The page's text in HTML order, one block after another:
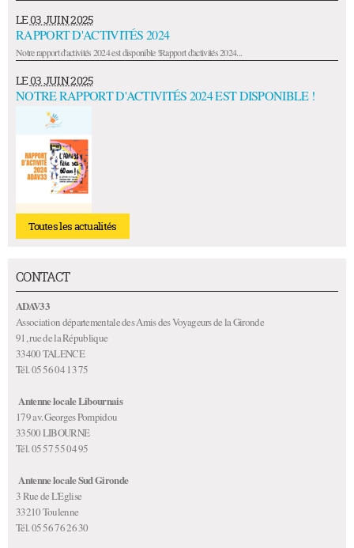
LE03 JUIN 2025
RAPPORT D'ACTIVITÉS 2024
Notre rapport d'activités 2024 est disponible !Rapport d'activités 2024...
LE03 JUIN 2025
NOTRE RAPPORT D'ACTIVITÉS 2024 EST DISPONIBLE !
Toutes les actualités
CONTACT
ADAV33
Association départementale des Amis des Voyageurs de la Gironde
91, rue de la République
33400 TALENCE
Tél. 05 56 04 13 75
Antenne locale Libournais
179 av. Georges Pompidou
33500 LIBOURNE
Tél. 05 57 55 04 95
Antenne locale Sud Gironde
3 Rue de L'Eglise
33210 Toulenne
Tél. 05 56 76 26 30